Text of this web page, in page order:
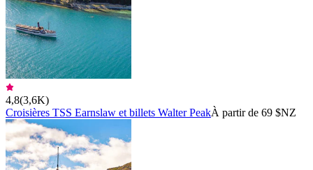
4,8(3,6K)
Croisières TSS Earnslaw et billets Walter PeakÀ partir de 69 $NZ